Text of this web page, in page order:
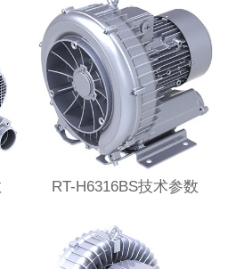
RT-H6316BS技术参数